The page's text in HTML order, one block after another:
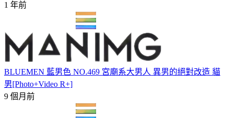
1 年前
BLUEMEN 藍男色 NO.469 宮廟系大男人 異男的絕對改造 貓
男[Photo+Video R+]
9 個月前